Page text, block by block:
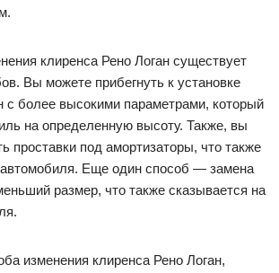
клиренса Рено Логан существует
Вы можете прибегнуть к установке
с более высокими параметрами, который
на определенную высоту. Также, вы
проставки под амортизаторы, что также
Еще один способ — замена
размер, что также сказывается на
изменения клиренса Рено Логан,